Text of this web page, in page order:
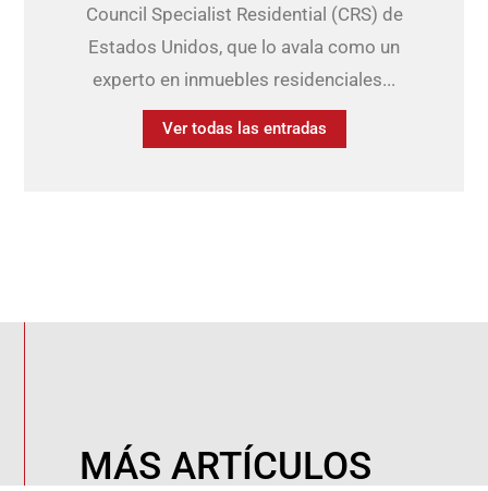
Council Specialist Residential (CRS) de
Estados Unidos, que lo avala como un
experto en inmuebles residenciales...
Ver todas las entradas
MÁS ARTÍCULOS